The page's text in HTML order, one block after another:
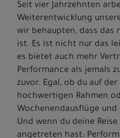
Seit vier Jahrzehnten
Weiterentwicklung
wir behaupten, dass das
ist. Es ist nicht nur das
es bietet auch mehr
Performance als jemals
zuvor. Egal, ob du auf
hochwertigen Rahmen
Wochenendausflüge
Und wenn du deine
angetreten hast: